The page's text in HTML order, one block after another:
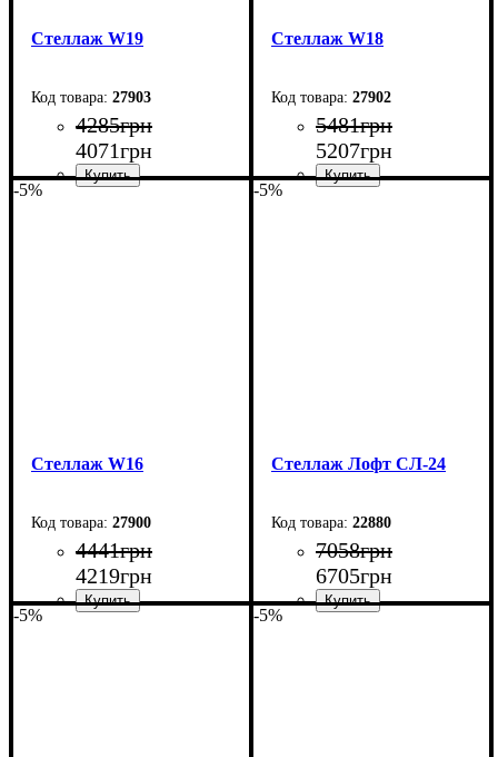
Стеллаж W19
27903
4285грн
4071грн
Стеллаж W18
27902
5481грн
5207грн
-5%
Стеллаж W16
27900
4441грн
4219грн
-5%
Стеллаж Лофт СЛ-24
22880
7058грн
6705грн
-5% -5%